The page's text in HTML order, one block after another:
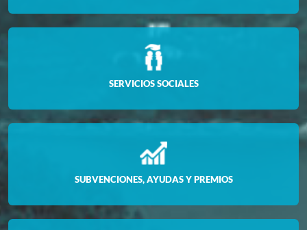
SERVICIOS SOCIALES
SUBVENCIONES, AYUDAS Y PREMIOS